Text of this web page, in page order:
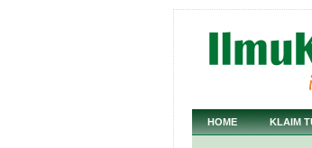
HOME KLAIM